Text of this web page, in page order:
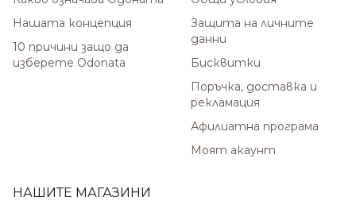
Нашата концепция
10 причини защо да
изберете Odonata
Защита на личните
данни
Бисквитки
Поръчка, доставка и
рекламация
Афилиатна програма
Моят акаунт
НАШИТЕ МАГАЗИНИ